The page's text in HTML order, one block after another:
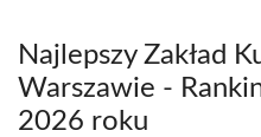
Najlepszy Zakład
Warszawie -
2026 roku